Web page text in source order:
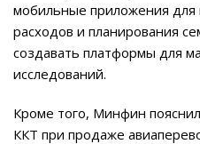
мобильные приложения для
расходов и планирования
создавать платформы для
исследований.
Кроме того, Минфин
ККТ при продаже